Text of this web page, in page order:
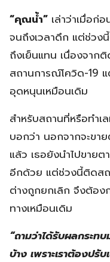
“คุณน้ำ” เล่าว่าเมื่อก่
จนถึงเวลาดึก แต่ช่วงนี้
ถึงเย็นแทน เนื่องจาก
สถานการณ์โควิด-19
อุดหนุนเหมือนเดิม
สำหรับสถานที่หรือทำเ
บอกว่า นอกจากจะขา
แล้ว เธอยังนำไปขาย
อีกด้วย แต่ช่วงนี้ติดส
ต่างถูกยกเลิก จึงต้อง
ทางเหมือนเดิม
“ถามว่าได้รับผลกระท
บ้าง เพราะเราต้องปรั